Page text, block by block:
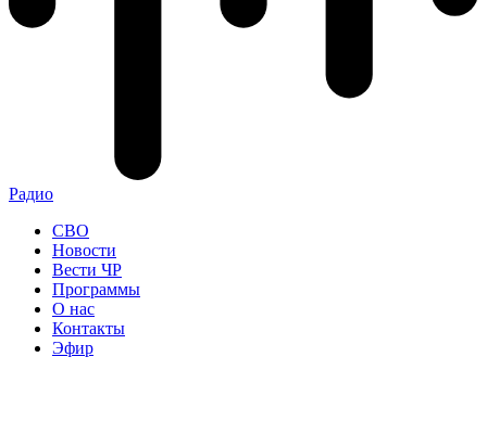
Радио
СВО
Новости
Вести ЧР
Программы
О нас
Контакты
Эфир